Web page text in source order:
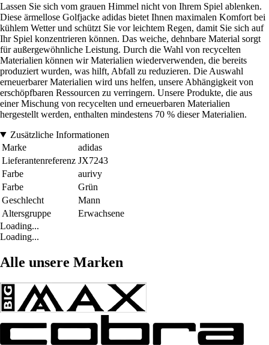
Lassen Sie sich vom grauen Himmel nicht von Ihrem Spiel ablenken.
Diese ärmellose Golfjacke adidas bietet Ihnen maximalen Komfort bei
kühlem Wetter und schützt Sie vor leichtem Regen, damit Sie sich auf
Ihr Spiel konzentrieren können. Das weiche, dehnbare Material sorgt
für außergewöhnliche Leistung. Durch die Wahl von recycelten
Materialien können wir Materialien wiederverwenden, die bereits
produziert wurden, was hilft, Abfall zu reduzieren. Die Auswahl
erneuerbarer Materialien wird uns helfen, unsere Abhängigkeit von
erschöpfbaren Ressourcen zu verringern. Unsere Produkte, die aus
einer Mischung von recycelten und erneuerbaren Materialien
hergestellt werden, enthalten mindestens 70 % dieser Materialien.
Zusätzliche Informationen
Marke
adidas
Lieferantenreferenz JX7243
Farbe
aurivy
Farbe
Grün
Geschlecht
Mann
Altersgruppe
Erwachsene
Loading...
Loading...
Alle unsere Marken